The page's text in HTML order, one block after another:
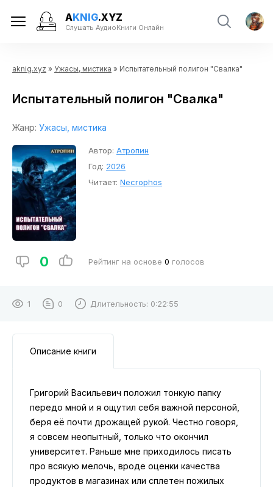
AKNIG.XYZ
Слушать АудиоКниги Онлайн
aknig.xyz » Ужасы, мистика » Испытательный полигон "Свалка"
Испытательный полигон "Свалка"
Жанр: Ужасы, мистика
Автор: Атропин
Год: 2026
Читает: Necrophos
0 Рейтинг на основе 0 голосов
1 0 Длительность: 0:22:55
Описание книги
Григорий Васильевич положил тонкую папку
передо мной и я ощутил себя важной персоной,
беря её почти дрожащей рукой. Честно говоря,
я совсем неопытный, только что окончил
университет. Раньше мне приходилось писать
про всякую мелочь, вроде оценки качества
продуктов в магазинах или сплетен пожилых